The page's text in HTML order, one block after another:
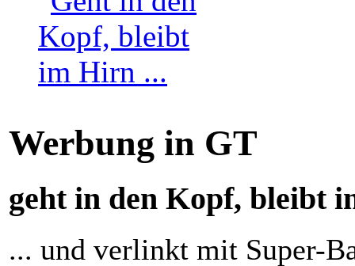
Werbung in GT
geht in den Kopf, bleibt
... und verlinkt mit Super-